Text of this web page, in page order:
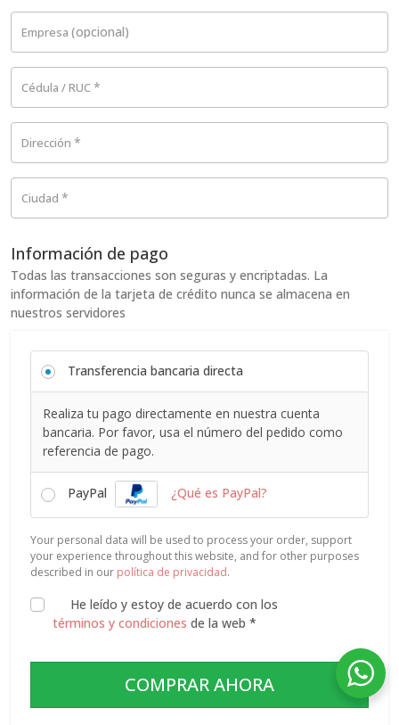
Empresa (opcional)
Cédula / RUC*
Dirección *
Ciudad *
Información de pago
Todas las transacciones son seguras y encriptadas. La
información de la tarjeta de crédito nunca se almacena en
nuestros servidores
Transferencia bancaria directa
Realiza tu pago directamente en nuestra cuenta
bancaria. Por favor, usa el número del pedido como
referencia de pago.
PayPal ¿Qué es PayPal?
Your personal data will be used to process your order, support
your experience throughout this website, and for other purposes
described in our política de privacidad.
He leído y estoy de acuerdo con los
términos y condiciones de la web *
COMPRAR AHORA